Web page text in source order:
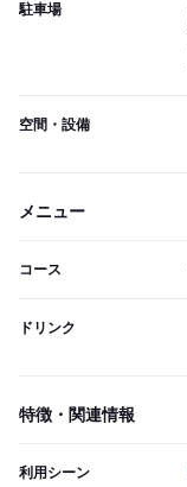
駐車場
空間・設備
メニュー
コース
ドリンク
特徴・関連情報
利用シーン